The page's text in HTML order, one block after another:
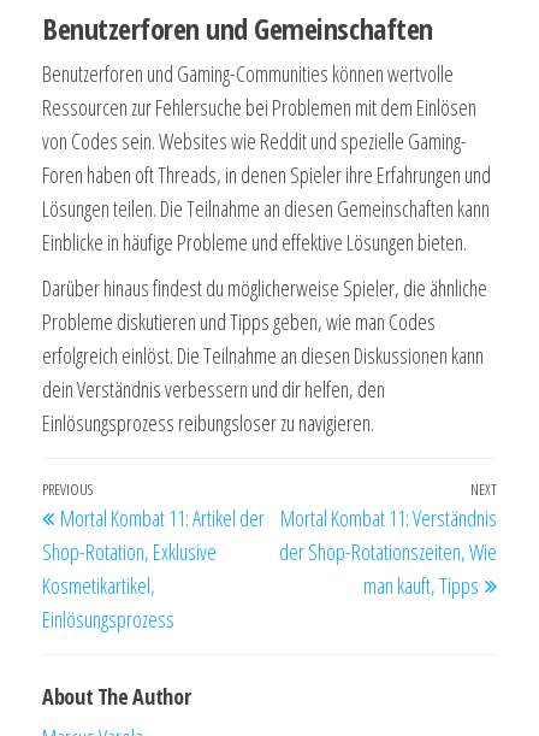
Benutzerforen und Gemeinschaften
Benutzerforen und Gaming-Communities können wertvolle
Ressourcen zur Fehlersuche bei Problemen mit dem Einlösen
von Codes sein. Websites wie Reddit und spezielle Gaming-
Foren haben oft Threads, in denen Spieler ihre Erfahrungen und
Lösungen teilen. Die Teilnahme an diesen Gemeinschaften kann
Einblicke in häufige Probleme und effektive Lösungen bieten.
Darüber hinaus findest du möglicherweise Spieler, die ähnliche
Probleme diskutieren und Tipps geben, wie man Codes
erfolgreich einlöst. Die Teilnahme an diesen Diskussionen kann
dein Verständnis verbessern und dir helfen, den
Einlösungsprozess reibungsloser zu navigieren.
Post
navigation
Previous
Post
PREVIOUS
Mortal Kombat 11: Artikel der
Shop-Rotation, Exklusive
Kosmetikartikel,
Einlösungsprozess
Next
NEXT
Mortal Kombat 11: Verständnis
der Shop-Rotationszeiten, Wie
man kauft, Tipps
About The Author